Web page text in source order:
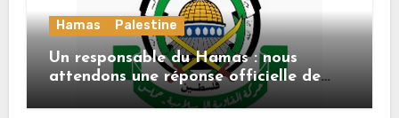
Hamas Palestine
Un responsable du Hamas : nous
attendons une réponse officielle de
Mladenov concernant la feuille de
route de la deuxième phase de l’accord